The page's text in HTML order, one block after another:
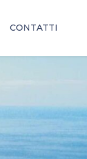
CONTATTI